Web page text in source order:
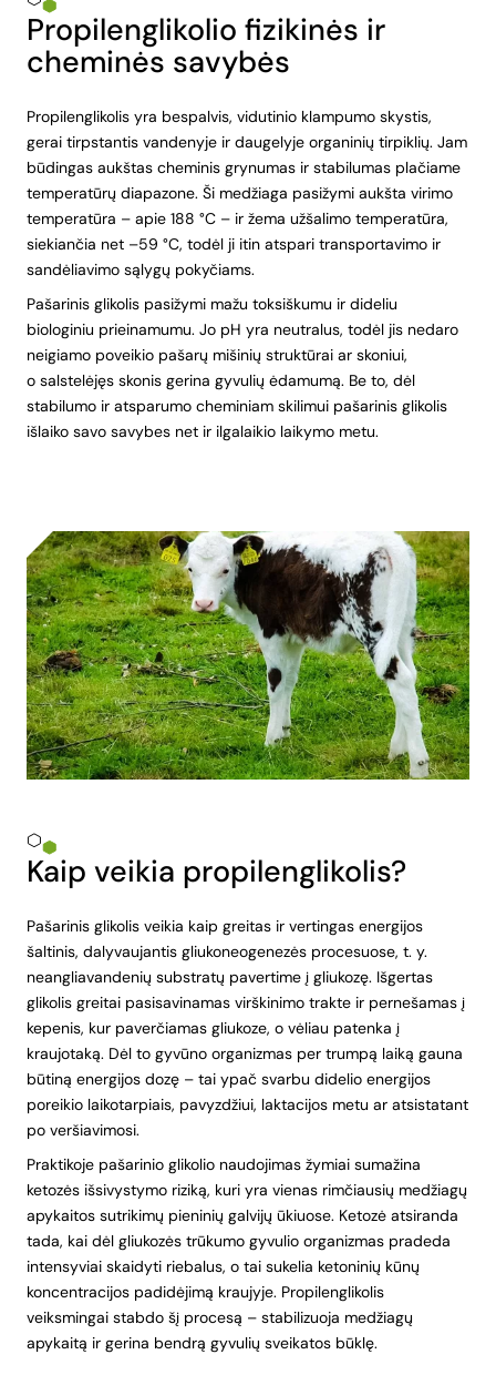
Propilenglikolio fizikinės ir
cheminės savybės
Propilenglikolis yra bespalvis, vidutinio klampumo skystis,
gerai tirpstantis vandenyje ir daugelyje organinių tirpiklių. Jam
būdingas aukštas cheminis grynumas ir stabilumas plačiame
temperatūrų diapazone. Ši medžiaga pasižymi aukšta virimo
temperatūra – apie 188 °C – ir žema užšalimo temperatūra,
siekiančia net –59 °C, todėl ji itin atspari transportavimo ir
sandėliavimo sąlygų pokyčiams.
Pašarinis glikolis pasižymi mažu toksiškumu ir dideliu
biologiniu prieinamumu. Jo pH yra neutralus, todėl jis nedaro
neigiamo poveikio pašarų mišinių struktūrai ar skoniui,
o salstelėjęs skonis gerina gyvulių ėdamumą. Be to, dėl
stabilumo ir atsparumo cheminiam skilimui pašarinis glikolis
išlaiko savo savybes net ir ilgalaikio laikymo metu.
Kaip veikia propilenglikolis?
Pašarinis glikolis veikia kaip greitas ir vertingas energijos
šaltinis, dalyvaujantis gliukoneogenezės procesuose, t. y.
neangliavandenių substratų pavertime į gliukozę. Išgertas
glikolis greitai pasisavinamas virškinimo trakte ir pernešamas į
kepenis, kur paverčiamas gliukoze, o vėliau patenka į
kraujotaką. Dėl to gyvūno organizmas per trumpą laiką gauna
būtiną energijos dozę – tai ypač svarbu didelio energijos
poreikio laikotarpiais, pavyzdžiui, laktacijos metu ar atsistatant
po veršiavimosi.
Praktikoje pašarinio glikolio naudojimas žymiai sumažina
ketozės išsivystymo riziką, kuri yra vienas rimčiausių medžiagų
apykaitos sutrikimų pieninių galvijų ūkiuose. Ketozė atsiranda
tada, kai dėl gliukozės trūkumo gyvulio organizmas pradeda
intensyviai skaidyti riebalus, o tai sukelia ketoninių kūnų
koncentracijos padidėjimą kraujyje. Propilenglikolis
veiksmingai stabdo šį procesą – stabilizuoja medžiagų
apykaitą ir gerina bendrą gyvulių sveikatos būklę.